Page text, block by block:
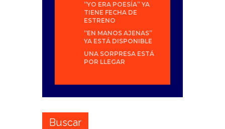
“YO ERA POESÍA” YA
TIENE FECHA DE
ESTRENO
“EN MANOS AJENAS”
YA ESTÁ DISPONIBLE
UNA SORPRESA ESTÁ
POR LLEGAR
Buscar